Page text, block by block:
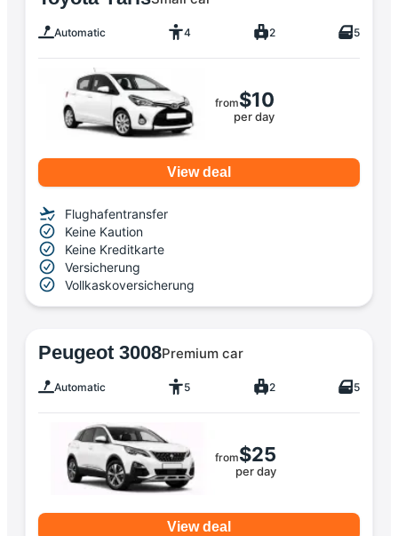
Automatic 4 2 5
from$10
per day
View deal
Flughafentransfer
Keine Kaution
Keine Kreditkarte
Versicherung
Vollkaskoversicherung
Peugeot 3008Premium car
Automatic 5 2 5
from$25
per day
View deal